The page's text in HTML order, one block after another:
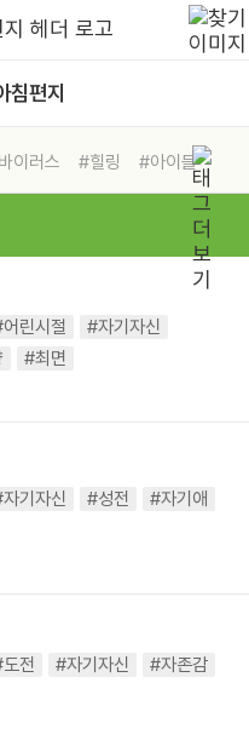
침편지
이러스 #힐링
#아이들
린시절
#자기자신
#최면
기자신 #성전
#자기애
전 #자기자신
#자존감